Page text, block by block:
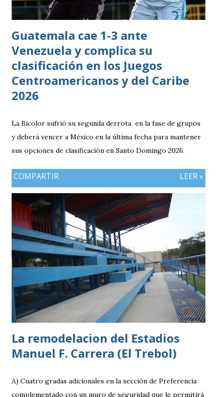
Guatemala cae 1-3 ante
Venezuela y complica su
clasificación en los Juegos
Centroamericanos y del Caribe
2026
La Bicolor sufrió su segunda derrota en la fase de grupos
y deberá vencer a México en la última fecha para mantener
sus opciones de clasificación en Santo Domingo 2026.
COMPARTIR LEER »
La remodelacion del Estadios
Manuel F. Carrera (El Trebol)
A) Cuatro gradas adicionales en la sección de Preferencia
complementado con un muro de seguridad que le permitirá